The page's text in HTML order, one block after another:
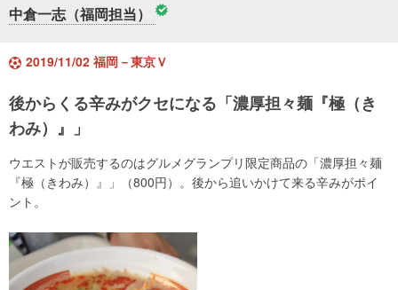
中倉一志（福岡担当）
2019/11/02 福岡－東京Ｖ
後からくる辛みがクセになる「濃厚担々麺『極（き
わみ）』」
ウエストが販売するのはグルメグランプリ限定商品の「濃厚担々麺
『極（きわみ）』」（800円）。後から追いかけて来る辛みがポイ
ント。